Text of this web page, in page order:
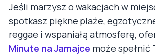
Jeśli marzysz o wakacjach w
spotkasz piękne plaże,
reggae i wspaniałą atmosferę,
Minute na Jamajce może spełnić